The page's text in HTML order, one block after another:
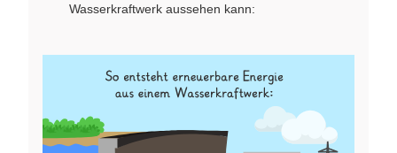
Wasserkraftwerk aussehen kann: